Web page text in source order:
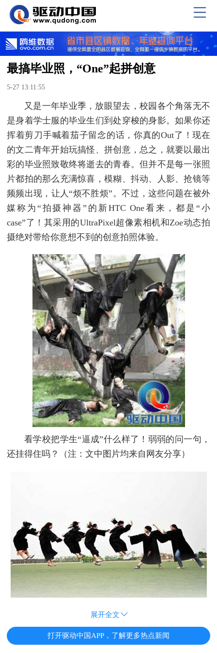
最搞毕业照，“One”起拼创意
5-27 13:11:55
又是一年毕业季，放眼望去，校园各个角落无不
是身着学士服的毕业生们到处穿梭的身影。如果你还
挥着剪刀手喊着茄子留念的话，你真的Out了！现在
的文二青年开始玩搞怪、拼创意，总之，就要以最出
彩的毕业照致敬终将逝去的青春。但并不是每一张照
片都拍的那么充满惊喜，模糊、抖动、人影、抢镜等
频频出现，让人“烦不胜烦”。不过，这些问题在被外
媒称为“拍摄神器”的新HTC One看来，都是“小
case”了！其采用的UltraPixel超像素相机和Zoe动态拍
摄绝对带给你意想不到的创意拍照体验。
看学校把学生“逼成”什么样了！弱弱的问一句，
还挂得住吗？（注：文中图片均来自网友分享）
展开全文
打开驱动中国APP，了解更多热点新闻